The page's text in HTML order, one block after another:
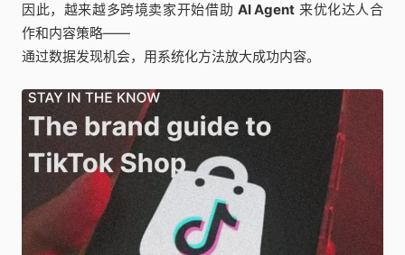
因此，越来越多跨境卖家开始借助 AI Agent 来优化达人合
作和内容策略——
通过数据发现机会，用系统化方法放大成功内容。